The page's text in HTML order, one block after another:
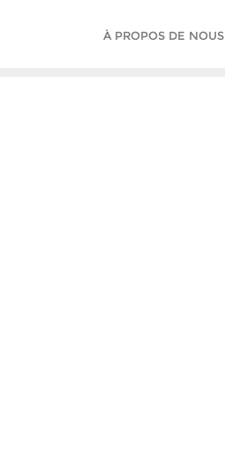
À PROPOS DE NOUS